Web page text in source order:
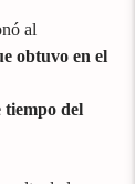
al
obtuvo en el
del